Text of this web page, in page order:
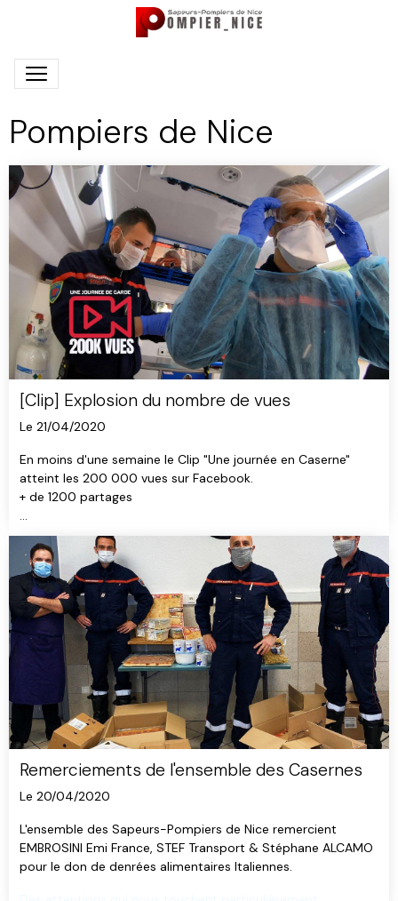
Pompiers de Nice
[Clip] Explosion du nombre de vues
Le 21/04/2020
En moins d'une semaine le Clip "Une journée en Caserne"
atteint les 200 000 vues sur Facebook.
+ de 1200 partages
Grand Merci à vous tous.
Remerciements de l'ensemble des Casernes
Le 20/04/2020
L'ensemble des Sapeurs-Pompiers de Nice remercient
EMBROSINI Emi France, STEF Transport & Stéphane ALCAMO
pour le don de denrées alimentaires Italiennes.